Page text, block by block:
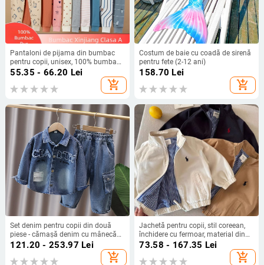
Pantaloni de pijama din bumbac
pentru copii, unisex, 100% bumbac,
țesătură moale, talie elastică,
animale/desene/litere
55.35 - 66.20 Lei
add_shopping_cart
Costum de baie cu coadă de sirenă
pentru fete (2-12 ani)
158.70 Lei
add_shopping_cart
Set denim pentru copii din două
piese - cămașă denim cu mânecă
lungă și pantaloni cargo, stil
121.20 - 253.97 Lei
add_shopping_cart
Jachetă pentru copii, stil coreean,
închidere cu fermoar, material din
bumbac, pentru 3–8 ani
73.58 - 167.35 Lei
add_shopping_cart